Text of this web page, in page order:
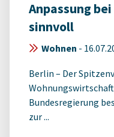
Anpassung
sinnvoll
Wohnen -
Berlin – Der
Bundesregierung
zur ...